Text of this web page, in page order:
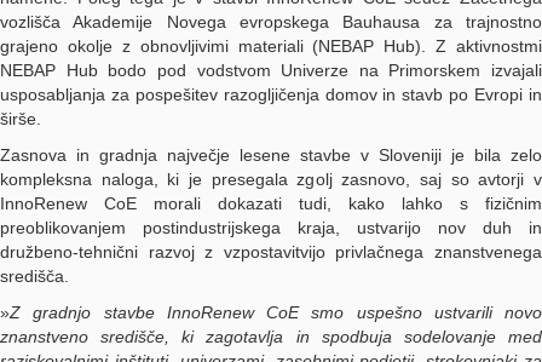
vozlišča Akademije Novega evropskega Bauhausa za trajnostno
grajeno okolje z obnovljivimi materiali (NEBAP Hub). Z aktivnostmi
NEBAP Hub bodo pod vodstvom Univerze na Primorskem izvajali
usposabljanja za pospešitev razogljičenja domov in stavb po Evropi in
širše.
Zasnova in gradnja največje lesene stavbe v Sloveniji je bila zelo
kompleksna naloga, ki je presegala zgolj zasnovo, saj so avtorji v
InnoRenew CoE morali dokazati tudi, kako lahko s fizičnim
preoblikovanjem postindustrijskega kraja, ustvarijo nov duh in
družbeno-tehnični razvoj z vzpostavitvijo privlačnega znanstvenega
središča.
»Z gradnjo stavbe InnoRenew CoE smo uspešno ustvarili novo
znanstveno središče, ki zagotavlja in spodbuja sodelovanje med